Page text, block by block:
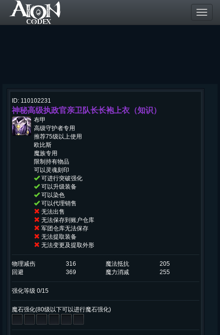
ID: 110102231
神秘高级执政官亲卫队长长袍上衣（知识）
布甲
高级守护者专用
推荐75级以上使用
欧比斯
魔族专用
限制持有物品
可以灵魂刻印
可进行突破强化
可以升级装备
可以染色
可以代理销售
无法出售
无法保存到账户仓库
军团仓库无法保存
无法提取装备
无法变更及提取外形
物理减伤 316 魔法抵抗
205
回避
369 魔力消减 255
强化等级 0/15
魔石强化(80级以下可以进行魔石强化)